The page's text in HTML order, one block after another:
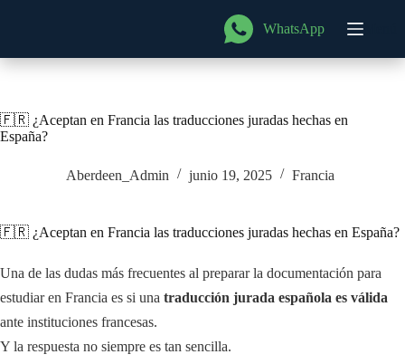
WhatsApp
🇫🇷 ¿Aceptan en Francia las traducciones juradas hechas en
España?
Aberdeen_Admin junio 19, 2025 Francia
🇫🇷 ¿Aceptan en Francia las traducciones juradas hechas en España?
Una de las dudas más frecuentes al preparar la documentación para
estudiar en Francia es si una traducción jurada española es válida
ante instituciones francesas.
Y la respuesta no siempre es tan sencilla.